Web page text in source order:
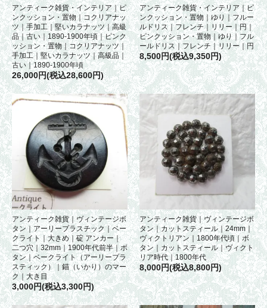
アンティーク雑貨・インテリア｜ピ
ンクッション・置物｜コクリアナッ
ツ｜手加工｜堅いカラナッツ｜高級
品｜古い｜1890-1900年頃｜ピンク
ッション・置物｜コクリアナッツ｜
手加工｜堅いカラナッツ｜高級品｜
古い｜1890-1900年頃
26,000円(税込28,600円)
アンティーク雑貨・インテリア｜ピ
ンクッション・置物｜ゆり｜フルー
ルドリス｜フレンチ｜リリー｜円｜
ピンクッション・置物｜ゆり｜フル
ールドリス｜フレンチ｜リリー｜円
8,500円(税込9,350円)
アンティーク雑貨｜ヴィンテージボ
タン｜アーリープラスチック｜ベー
クライト｜大きめ｜碇 アンカー｜
二つ穴｜32mm｜1900年代前半｜ボ
タン｜ベークライト（アーリープラ
スティック）｜錨（いかり）のマー
ク｜大き目
3,000円(税込3,300円)
アンティーク雑貨｜ヴィンテージボ
タン｜カットスティール｜24mm｜
ヴィクトリアン｜1800年代頃｜ボ
タン｜カットスティール｜ヴィクト
リア時代｜1800年代
8,000円(税込8,800円)